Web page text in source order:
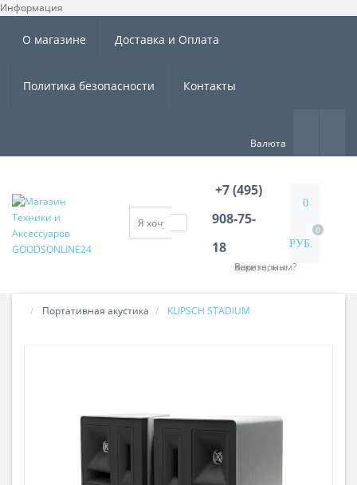
Информация ×
О магазине Доставка и Оплата
Политика безопасности Контакты
Валюта
+7 (495)
908-75-
18
Хотите, мы Вам перезвоним?
0
РУБ.
0
Портативная акустика KLIPSCH STADIUM